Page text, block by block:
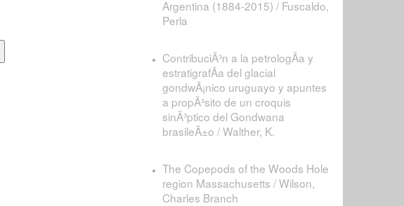
Argentina (1884-2015) / Fuscaldo,
Perla
ContribuciÃ³n a la petrologÃ­a y
estratigrafÃ­a del glacial
gondwÃ¡nico uruguayo y apuntes
a propÃ³sito de un croquis
sinÃ³ptico del Gondwana
brasileÃ±o / Walther, K.
The Copepods of the Woods Hole
region Massachusetts / Wilson,
Charles Branch